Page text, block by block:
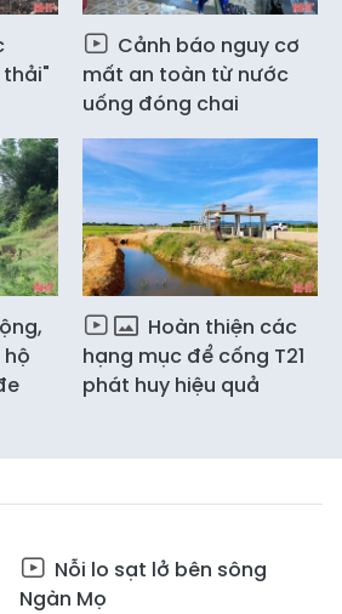
thải"
Cảnh báo nguy cơ
mất an toàn từ nước
uống đóng chai
Hoàn thiện các
hạng mục để cống T21
phát huy hiệu quả
Nỗi lo sạt lở bên sông
Ngàn Mọ